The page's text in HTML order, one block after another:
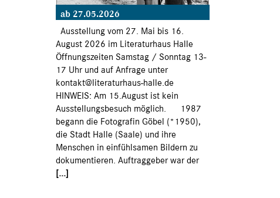
ab 27.05.2026
Ausstellung vom 27. Mai bis 16.
August 2026 im Literaturhaus Halle
Öffnungszeiten Samstag / Sonntag 13-
17 Uhr und auf Anfrage unter
kontakt@literaturhaus-halle.de
HINWEIS: Am 15.August ist kein
Ausstellungsbesuch möglich. 1987
begann die Fotografin Göbel (*1950),
die Stadt Halle (Saale) und ihre
Menschen in einfühlsamen Bildern zu
dokumentieren. Auftraggeber war der
[...]